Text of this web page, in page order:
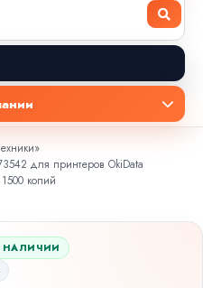
»
для принтеров OkiData
копий
НАЛИЧИИ